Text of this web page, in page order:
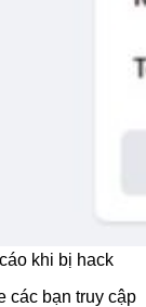
khi bị hack
các bạn truy cập